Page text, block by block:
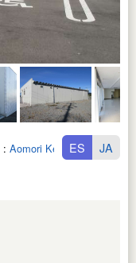
: Aomori Ken ES JA